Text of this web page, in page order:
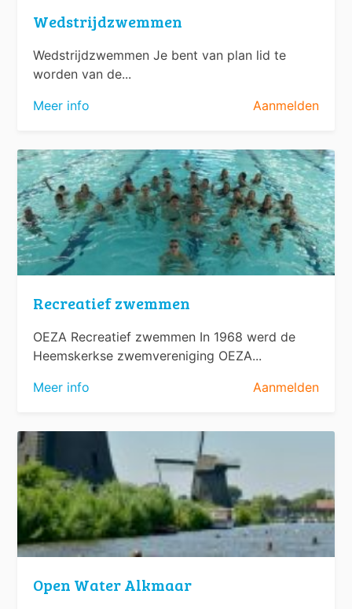
Wedstrijdzwemmen
Wedstrijdzwemmen Je bent van plan lid te
worden van de...
Meer info
Aanmelden
Recreatief zwemmen
OEZA Recreatief zwemmen In 1968 werd de
Heemskerkse zwemvereniging OEZA...
Meer info
Aanmelden
Open Water Alkmaar